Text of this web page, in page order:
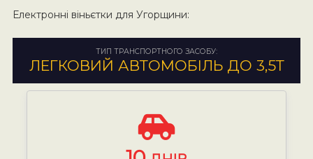
Електронні віньєтки для Угорщини:
ТИП ТРАНСПОРТНОГО ЗАСОБУ:
ЛЕГКОВИЙ АВТОМОБІЛЬ ДО 3,5Т